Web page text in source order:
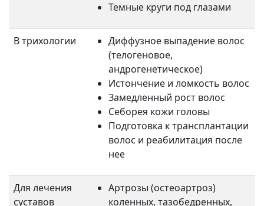
Темные круги под глазами
В трихологии
Диффузное выпадение волос
(телогеновое,
андрогенетическое)
Истончение и ломкость волос
Замедленный рост волос
Себорея кожи головы
Подготовка к трансплантации
волос и реабилитация после
нее
Для лечения
суставов
Артрозы (остеоартроз)
коленных, тазобедренных,